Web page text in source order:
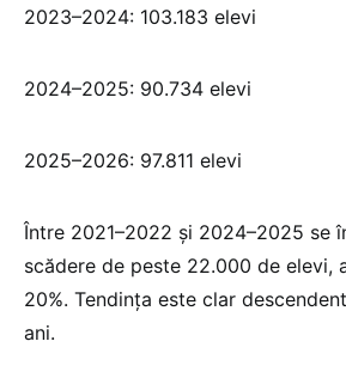
2023–2024: 103.183 elevi
2024–2025: 90.734 elevi
2025–2026: 97.811 elevi
Între 2021–2022 și 2024–2025 se
scădere de peste 22.000 de elevi,
20%. Tendința este clar
ani.